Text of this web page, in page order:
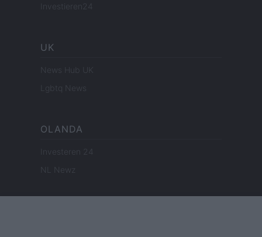
Investieren24
UK
News Hub UK
Lgbtq News
OLANDA
Investeren 24
NL Newz